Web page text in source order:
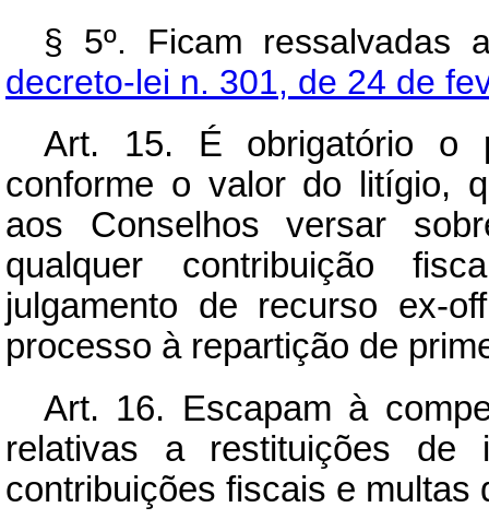
§ 5º. Ficam ressalvadas
decreto-lei n. 301, de 24 de
Art. 15. É obrigatório o
conforme o valor do litígio,
aos Conselhos versar
qualquer contribuição
julgamento de recurso ex-
processo à repartição de
Art. 16. Escapam à
relativas a restituições de
contribuições fiscais e multas